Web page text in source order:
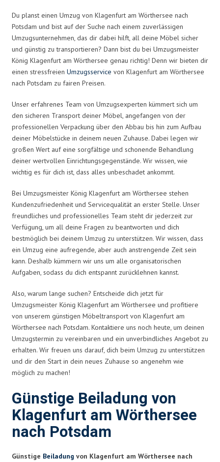
Du planst einen Umzug von Klagenfurt am Wörthersee nach
Potsdam und bist auf der Suche nach einem zuverlässigen
Umzugsunternehmen, das dir dabei hilft, all deine Möbel sicher
und günstig zu transportieren? Dann bist du bei Umzugsmeister
König Klagenfurt am Wörthersee genau richtig! Denn wir bieten dir
einen stressfreien Umzugsservice von Klagenfurt am Wörthersee
nach Potsdam zu fairen Preisen.
Unser erfahrenes Team von Umzugsexperten kümmert sich um
den sicheren Transport deiner Möbel, angefangen von der
professionellen Verpackung über den Abbau bis hin zum Aufbau
deiner Möbelstücke in deinem neuen Zuhause. Dabei legen wir
großen Wert auf eine sorgfältige und schonende Behandlung
deiner wertvollen Einrichtungsgegenstände. Wir wissen, wie
wichtig es für dich ist, dass alles unbeschadet ankommt.
Bei Umzugsmeister König Klagenfurt am Wörthersee stehen
Kundenzufriedenheit und Servicequalität an erster Stelle. Unser
freundliches und professionelles Team steht dir jederzeit zur
Verfügung, um all deine Fragen zu beantworten und dich
bestmöglich bei deinem Umzug zu unterstützen. Wir wissen, dass
ein Umzug eine aufregende, aber auch anstrengende Zeit sein
kann. Deshalb kümmern wir uns um alle organisatorischen
Aufgaben, sodass du dich entspannt zurücklehnen kannst.
Also, warum lange suchen? Entscheide dich jetzt für
Umzugsmeister König Klagenfurt am Wörthersee und profitiere
von unserem günstigen Möbeltransport von Klagenfurt am
Wörthersee nach Potsdam. Kontaktiere uns noch heute, um deinen
Umzugstermin zu vereinbaren und ein unverbindliches Angebot zu
erhalten. Wir freuen uns darauf, dich beim Umzug zu unterstützen
und dir den Start in dein neues Zuhause so angenehm wie
möglich zu machen!
Günstige Beiladung von
Klagenfurt am Wörthersee
nach Potsdam
Günstige Beiladung von Klagenfurt am Wörthersee nach